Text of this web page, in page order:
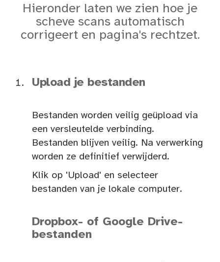
Hieronder laten we zien hoe je
scheve scans automatisch
corrigeert en pagina's rechtzet.
Upload je bestanden
Bestanden worden veilig geüpload via
een versleutelde verbinding.
Bestanden blijven veilig. Na verwerking
worden ze definitief verwijderd.
Klik op 'Upload' en selecteer
bestanden van je lokale computer.
Dropbox- of Google Drive-
bestanden